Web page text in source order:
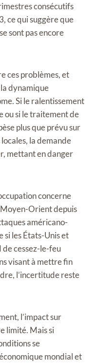
consécutifs
ce qui suggère que
sont pas encore
ces problèmes, et
dynamique
Si le ralentissement
ou si le traitement de
plus que prévu sur
la demande
mettant en danger
concerne
Moyen-Orient depuis
américano-
si les États-Unis et
de cessez-le-feu
visant à mettre fin
l’incertitude reste
l’impact sur
limité. Mais si
se
mondial et